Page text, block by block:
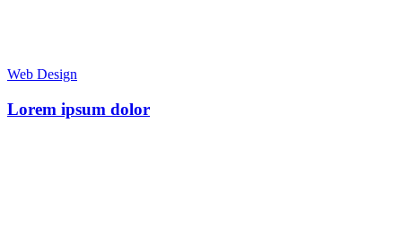
Web Design
Lorem ipsum dolor